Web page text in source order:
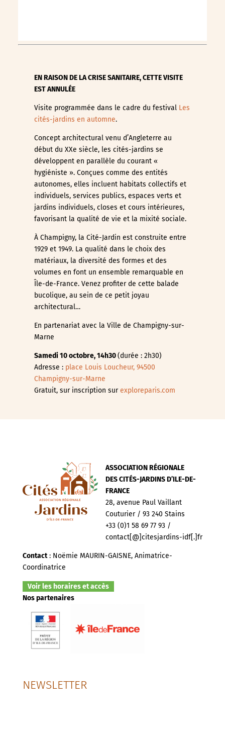
EN RAISON DE LA CRISE SANITAIRE, CETTE VISITE
EST ANNULÉE
Visite programmée dans le cadre du festival Les
cités-jardins en automne.
Concept architectural venu d’Angleterre au
début du XXe siècle, les cités-jardins se
développent en parallèle du courant «
hygiéniste ». Conçues comme des entités
autonomes, elles incluent habitats collectifs et
individuels, services publics, espaces verts et
jardins individuels, closes et cours intérieures,
favorisant la qualité de vie et la mixité sociale.
À Champigny, la Cité-Jardin est construite entre
1929 et 1949. La qualité dans le choix des
matériaux, la diversité des formes et des
volumes en font un ensemble remarquable en
Île-de-France. Venez profiter de cette balade
bucolique, au sein de ce petit joyau
architectural…
En partenariat avec la Ville de Champigny-sur-
Marne
Samedi 10 octobre, 14h30(durée : 2h30)
Adresse : place Louis Loucheur, 94500
Champigny-sur-Marne
Gratuit, sur inscription surexploreparis.com
ASSOCIATION RÉGIONALE
DES CITÉS-JARDINS D’ILE-DE-
FRANCE
28, avenue Paul Vaillant
Couturier / 93 240 Stains
+33 (0)1 58 69 77 93 /
contact[@]citesjardins-idf[.]fr
Contact: Noëmie MAURIN-GAISNE, Animatrice-
Coordinatrice
Voir les horaires et accès
Nos partenaires
NEWSLETTER